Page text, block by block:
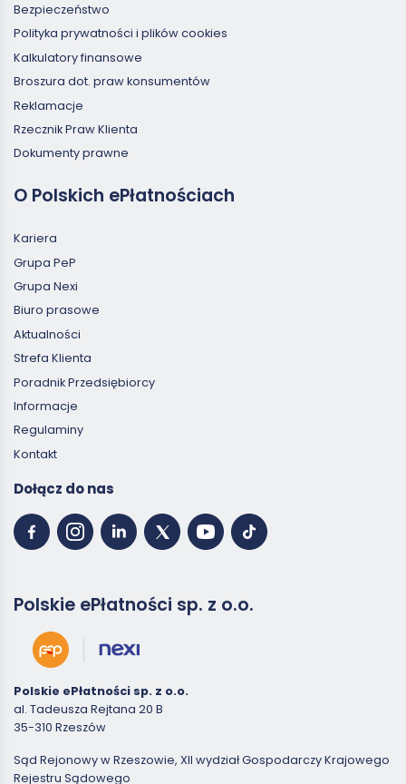
Bezpieczeństwo
Polityka prywatności i plików cookies
Kalkulatory finansowe
Broszura dot. praw konsumentów
Reklamacje
Rzecznik Praw Klienta
Dokumenty prawne
O Polskich ePłatnościach
Kariera
Grupa PeP
Grupa Nexi
Biuro prasowe
Aktualności
Strefa Klienta
Poradnik Przedsiębiorcy
Informacje
Regulaminy
Kontakt
Dołącz do nas
Polskie ePłatności sp. z o.o.
Polskie ePłatności sp. z o.o.
al. Tadeusza Rejtana 20 B
35-310 Rzeszów
Sąd Rejonowy w Rzeszowie, XII wydział Gospodarczy Krajowego
Rejestru Sądowego